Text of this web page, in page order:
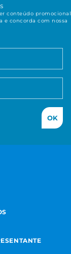
conteúdo promocional
e concorda com nossa
OK